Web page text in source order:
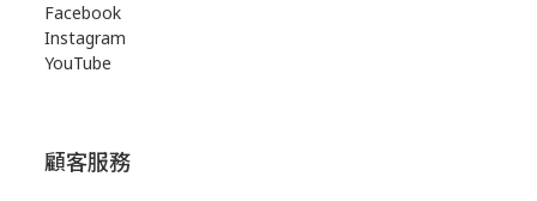
Facebook
Instagram
YouTube
顧客服務